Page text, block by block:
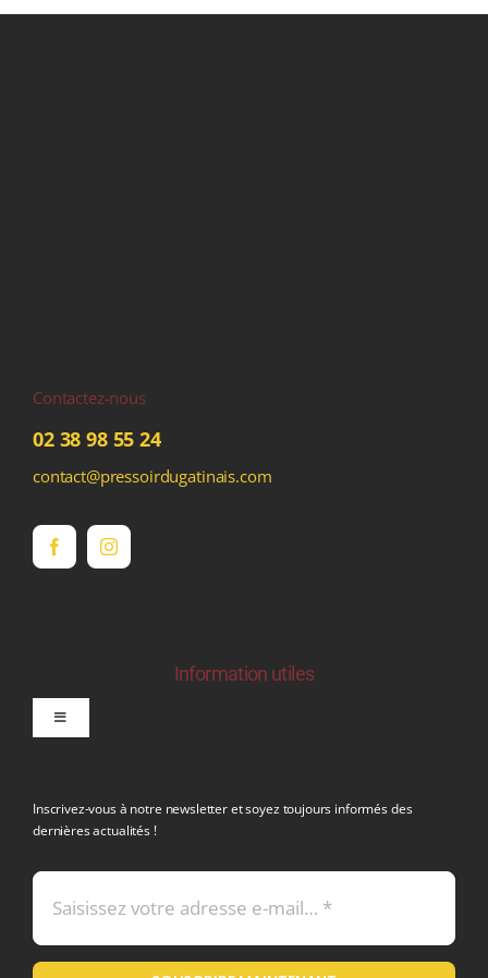
Contactez-nous
02 38 98 55 24
contact@pressoirdugatinais.com
Information utiles
Toggle
Mentions légales
Inscrivez-vous à notre newsletter et soyez toujours informés des
dernières actualités !